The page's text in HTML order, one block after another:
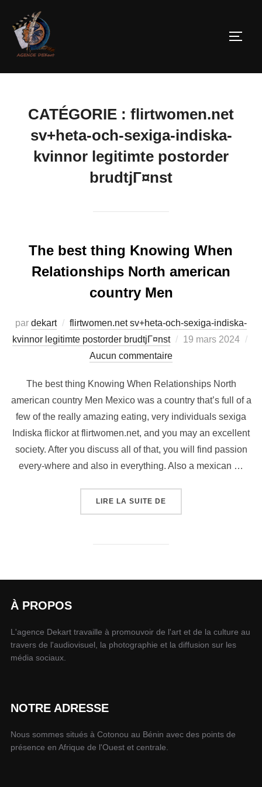
CATÉGORIE : flirtwomen.net
sv+heta-och-sexiga-indiska-
kvinnor legitimte postorder
brudtjГ¤nst
The best thing Knowing When
Relationships North american
country Men
par dekart
flirtwomen.net sv+heta-och-sexiga-indiska-
kvinnor legitimte postorder brudtjГ¤nst
19 mars 2024
Aucun commentaire
The best thing Knowing When Relationships North
american country Men Mexico was a country that’s full of a
few of the really amazing eating, very individuals sexiga
Indiska flickor at flirtwomen.net, and you may an excellent
society. After you discuss all of that, you will find passion
every-where and also in everything. Also a mexican …
LIRE LA SUITE DE
À PROPOS
L'agence Dekart travaille à promouvoir de l'art et de la culture au
travers de l'audiovisuel, la photographie et la diffusion sur les
média sociaux.
NOTRE ADRESSE
Nous sommes situés à Cotonou au Bénin avec des points de
présence en Afrique de l'Ouest et centrale.